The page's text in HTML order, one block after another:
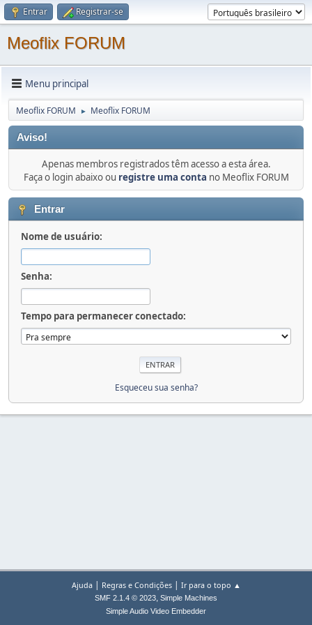
Entrar Registrar-se
Meoflix FORUM
Menu principal
Meoflix FORUM ► Meoflix FORUM
Aviso!
Apenas membros registrados têm acesso a esta área.
Faça o login abaixo ou registre uma conta no Meoflix FORUM
Entrar
Nome de usuário:
Senha:
Tempo para permanecer conectado:
Esqueceu sua senha?
Ajuda| Regras e Condições| Ir para o topo ▲
SMF 2.1.4 © 2023, Simple Machines
Simple Audio Video Embedder